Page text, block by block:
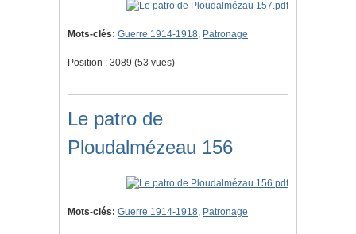
Mots-clés: Guerre 1914-1918, Patronage
Position : 3089 (53 vues)
Le patro de
Ploudalmézeau 156
Mots-clés: Guerre 1914-1918, Patronage